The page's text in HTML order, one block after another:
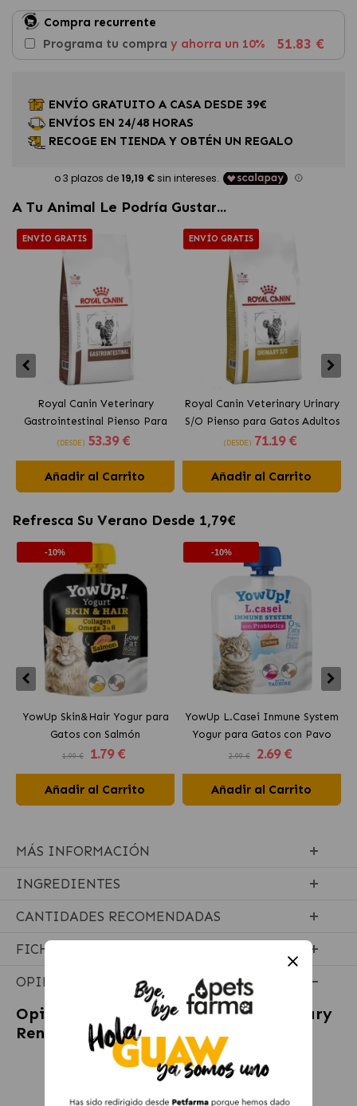
Compra recurrente
Programa tu compra y ahorra un 10% 51.83 €
ENVÍO GRATUITO A CASA DESDE 39€
ENVÍOS EN 24/48 HORAS
RECOGE EN TIENDA Y OBTÉN UN REGALO
A Tu Animal Le Podría Gustar...
ENVÍO GRATIS
Royal Canin Veterinary
Gastrointestinal Pienso Para
Gatos Adultos
(DESDE) 53.39 €
Añadir al Carrito
ENVÍO GRATIS
Royal Canin Veterinary Urinary
S/O Pienso para Gatos Adultos
(DESDE) 71.19 €
Añadir al Carrito
Refresca Su Verano Desde 1,79€
-10%
YowUp Skin&Hair Yogur para
Gatos con Salmón
1.99 € 1.79 €
Añadir al Carrito
-10%
YowUp L.Casei Inmune System
Yogur para Gatos con Pavo
2.99 € 2.69 €
Añadir al Carrito
MÁS INFORMACIÓN
INGREDIENTES
CANTIDADES RECOMENDADAS
FICHA TÉCNICA
OPINIONES
Opiniones sobre
Royal Canin Veterinary
Renal Pienso para Gatos Adultos